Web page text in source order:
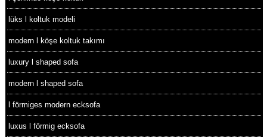
lüks l koltuk modeli
modern l köşe koltuk takımı
luxury l shaped sofa
modern l shaped sofa
l förmiges modern ecksofa
luxus l förmig ecksofa